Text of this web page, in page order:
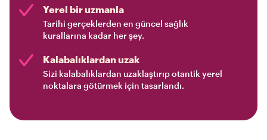
Yerel bir uzmanla
Tarihi gerçeklerden en güncel sağlık
kurallarına kadar her şey.
Kalabalıklardan uzak
Sizi kalabalıklardan uzaklaştırıp otantik yerel
noktalara götürmek için tasarlandı.